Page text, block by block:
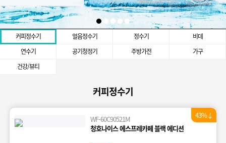
커피정수기 얼음정수기 정수기
비데
연수기
공기청정기 주방가전
가구
건강/뷰티
커피정수기
WF-60C90521M
청호나이스 에스프레카페 블랙 에디션
43%↓